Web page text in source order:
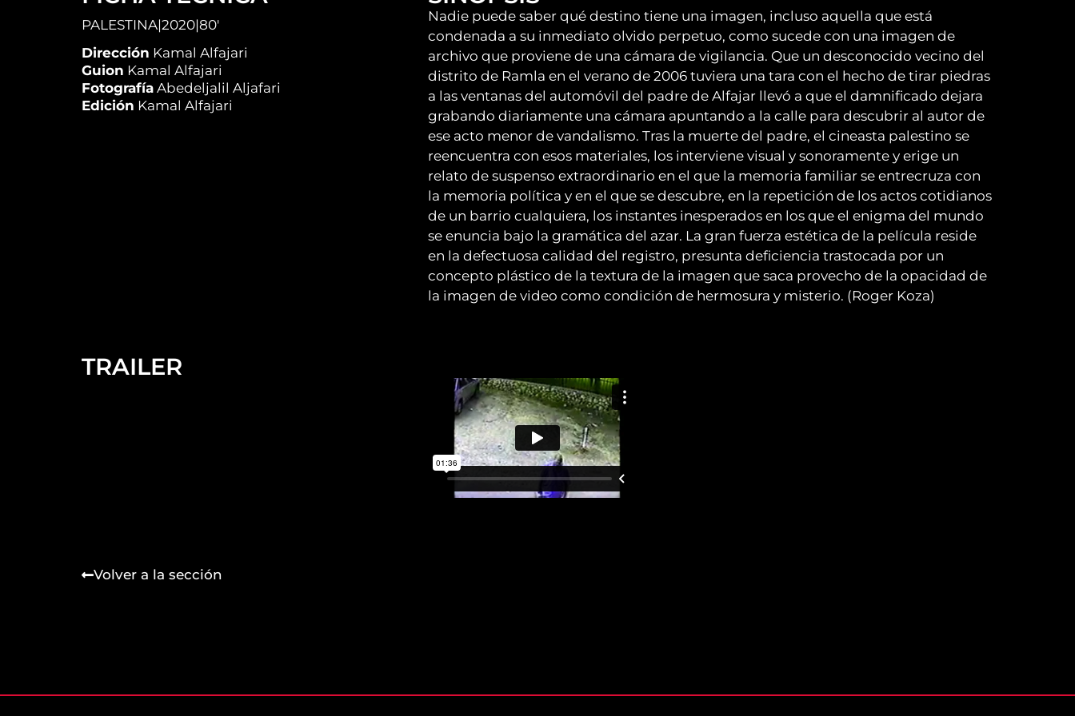
PALESTINA|2020|80'
Dirección Kamal Alfajari
Guion Kamal Alfajari
Fotografía Abedeljalil Aljafari
Edición Kamal Alfajari
Nadie puede saber qué destino tiene una imagen, incluso aquella que está
condenada a su inmediato olvido perpetuo, como sucede con una imagen de
archivo que proviene de una cámara de vigilancia. Que un desconocido vecino del
distrito de Ramla en el verano de 2006 tuviera una tara con el hecho de tirar piedras
a las ventanas del automóvil del padre de Alfajar llevó a que el damnificado dejara
grabando diariamente una cámara apuntando a la calle para descubrir al autor de
ese acto menor de vandalismo. Tras la muerte del padre, el cineasta palestino se
reencuentra con esos materiales, los interviene visual y sonoramente y erige un
relato de suspenso extraordinario en el que la memoria familiar se entrecruza con
la memoria política y en el que se descubre, en la repetición de los actos cotidianos
de un barrio cualquiera, los instantes inesperados en los que el enigma del mundo
se enuncia bajo la gramática del azar. La gran fuerza estética de la película reside
en la defectuosa calidad del registro, presunta deficiencia trastocada por un
concepto plástico de la textura de la imagen que saca provecho de la opacidad de
la imagen de video como condición de hermosura y misterio. (Roger Koza)
TRAILER
Volver a la sección